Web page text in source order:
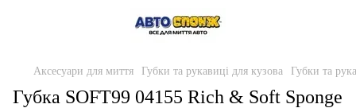
Аксесуари для миття Губки та рукавиці для кузова Губки та
Губка SOFT99 04155 Rich & Soft Sponge